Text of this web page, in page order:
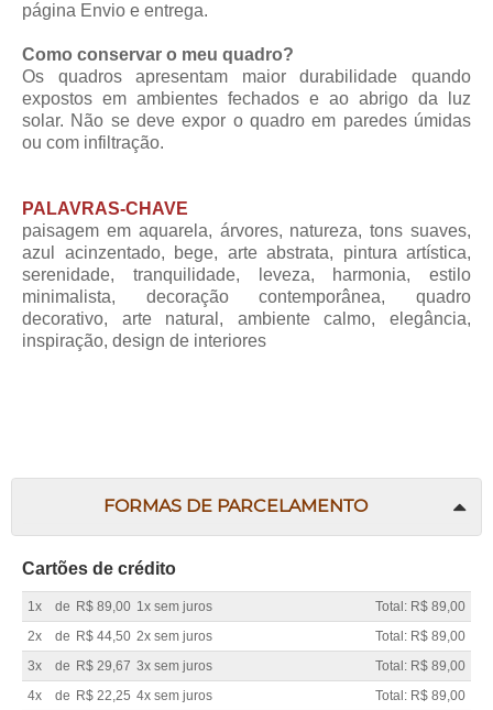
página Envio e entrega.
Como conservar o meu quadro?
Os quadros apresentam maior durabilidade quando
expostos em ambientes fechados e ao abrigo da luz
solar. Não se deve expor o quadro em paredes úmidas
ou com infiltração.
PALAVRAS-CHAVE
paisagem em aquarela, árvores, natureza, tons suaves,
azul acinzentado, bege, arte abstrata, pintura artística,
serenidade, tranquilidade, leveza, harmonia, estilo
minimalista, decoração contemporânea, quadro
decorativo, arte natural, ambiente calmo, elegância,
inspiração, design de interiores
FORMAS DE PARCELAMENTO
Cartões de crédito
1x de R$ 89,00 1x sem juros
Total: R$ 89,00
2x
de R$ 44,50 2x sem juros
Total: R$ 89,00
3x
de R$ 29,67 3x sem juros
Total: R$ 89,00
4x
de R$ 22,25 4x sem juros
Total: R$ 89,00